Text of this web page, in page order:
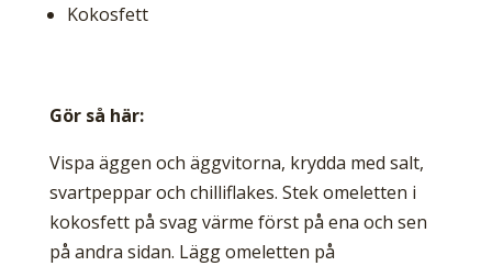
Kokosfett
Gör så här:
Vispa äggen och äggvitorna, krydda med salt,
svartpeppar och chilliflakes. Stek omeletten i
kokosfett på svag värme först på ena och sen
på andra sidan. Lägg omeletten på